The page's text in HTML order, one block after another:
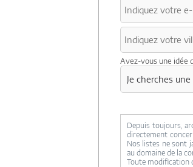
Avez-vous une idée
Depuis toujours,
directement
Nos listes ne sont
au domaine de la
Toute modification